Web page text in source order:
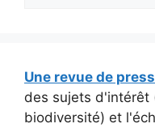
Une revue de
des sujets d'intérêt
biodiversité) et